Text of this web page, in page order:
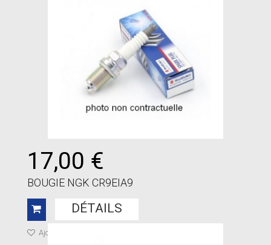
17,00 €
BOUGIE NGK CR9EIA9
DÉTAILS
Ajouter à ma liste de cadeaux